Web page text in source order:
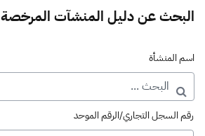
البحث عن دليل المنشآت المرخصة
اسم المنشأة
رقم السجل التجاري/الرقم الموحد